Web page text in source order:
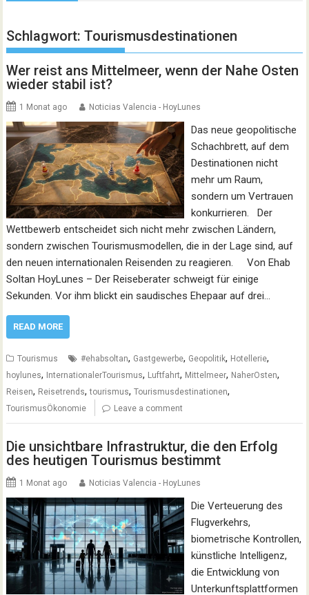
Schlagwort:Tourismusdestinationen
Wer reist ans Mittelmeer, wenn der Nahe Osten
wieder stabil ist?
1 Monat ago Noticias Valencia - HoyLunes
Das neue geopolitische
Schachbrett, auf dem
Destinationen nicht
mehr um Raum,
sondern um Vertrauen
konkurrieren. Der
Wettbewerb entscheidet sich nicht mehr zwischen Ländern,
sondern zwischen Tourismusmodellen, die in der Lage sind, auf
den neuen internationalen Reisenden zu reagieren. Von Ehab
Soltan HoyLunes – Der Reiseberater schweigt für einige
Sekunden. Vor ihm blickt ein saudisches Ehepaar auf drei…
READ MORE
Tourismus #ehabsoltan, Gastgewerbe, Geopolitik, Hotellerie,
hoylunes, InternationalerTourismus, Luftfahrt, Mittelmeer, NaherOsten,
Reisen, Reisetrends,tourismus,Tourismusdestinationen,
TourismusÖkonomie Leave a comment
Die unsichtbare Infrastruktur, die den Erfolg
des heutigen Tourismus bestimmt
1 Monat ago Noticias Valencia - HoyLunes
Die Verteuerung des
Flugverkehrs,
biometrische Kontrollen,
künstliche Intelligenz,
die Entwicklung von
Unterkunftsplattformen